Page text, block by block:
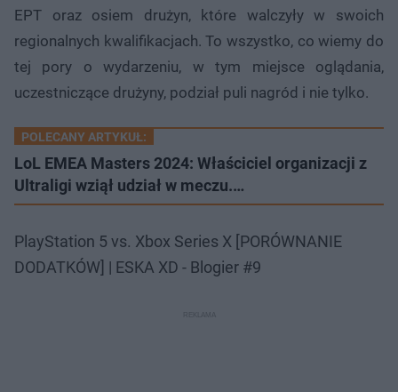
EPT oraz osiem drużyn, które walczyły w swoich
regionalnych kwalifikacjach. To wszystko, co wiemy do
tej pory o wydarzeniu, w tym miejsce oglądania,
uczestniczące drużyny, podział puli nagród i nie tylko.
POLECANY ARTYKUŁ:
LoL EMEA Masters 2024: Właściciel organizacji z
Ultraligi wziął udział w meczu.…
PlayStation 5 vs. Xbox Series X [PORÓWNANIE
DODATKÓW] | ESKA XD - Blogier #9